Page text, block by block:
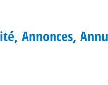
Annonces,